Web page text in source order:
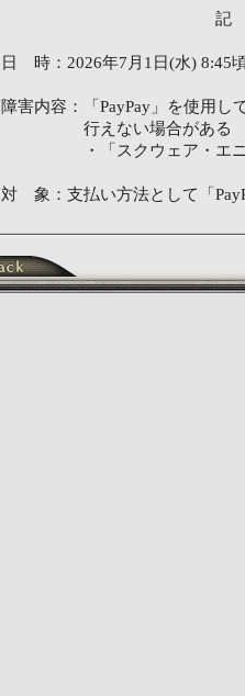
記
日 時：2026年7月1日(水) 8:45
障害内容：「PayPay」を使用し
行えない場合がある
・「スクウェア・エニッ
対 象：支払い方法として「